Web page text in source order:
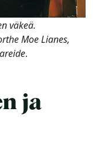
väkeä.
Moe Lianes,
.
ja